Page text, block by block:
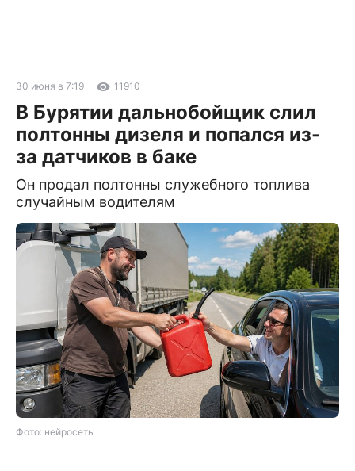
30 июня в 7:19 11910
В Бурятии дальнобойщик слил
полтонны дизеля и попался из-
за датчиков в баке
Он продал полтонны служебного топлива
случайным водителям
Фото: нейросеть